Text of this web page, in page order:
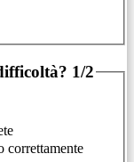
1/2
correttamente